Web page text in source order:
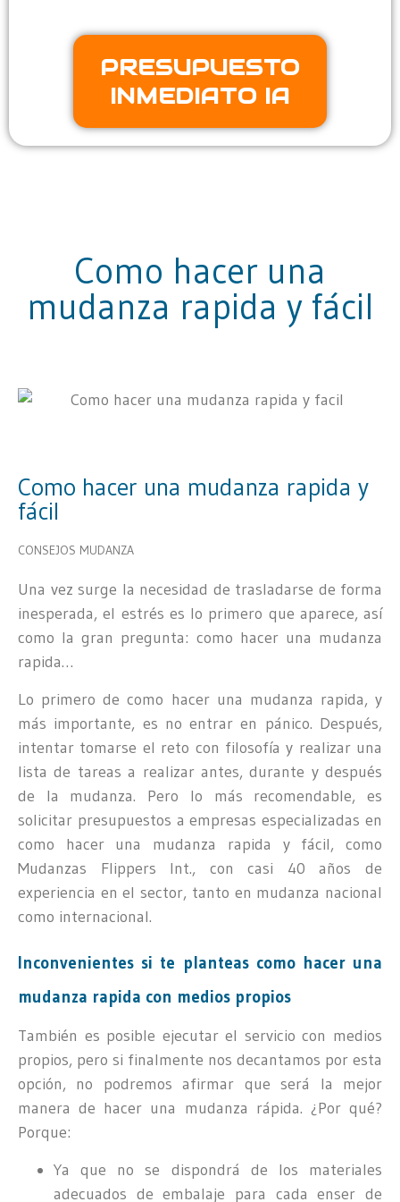
PRESUPUESTO
INMEDIATO IA
Como hacer una
mudanza rapida y fácil
Como hacer una mudanza rapida y
fácil
CONSEJOS MUDANZA
Una vez surge la necesidad de trasladarse de forma
inesperada, el estrés es lo primero que aparece, así
como la gran pregunta: como hacer una mudanza
rapida…
Lo primero de como hacer una mudanza rapida, y
más importante, es no entrar en pánico. Después,
intentar tomarse el reto con filosofía y realizar una
lista de tareas a realizar antes, durante y después
de la mudanza. Pero lo más recomendable, es
solicitar presupuestos a empresas especializadas en
como hacer una mudanza rapida y fácil, como
Mudanzas Flippers Int., con casi 40 años de
experiencia en el sector, tanto en mudanza nacional
como internacional.
Inconvenientes si te planteas como hacer una
mudanza rapida con medios propios
También es posible ejecutar el servicio con medios
propios, pero si finalmente nos decantamos por esta
opción, no podremos afirmar que será la mejor
manera de hacer una mudanza rápida. ¿Por qué?
Porque:
Ya que no se dispondrá de los materiales
adecuados de embalaje para cada enser de